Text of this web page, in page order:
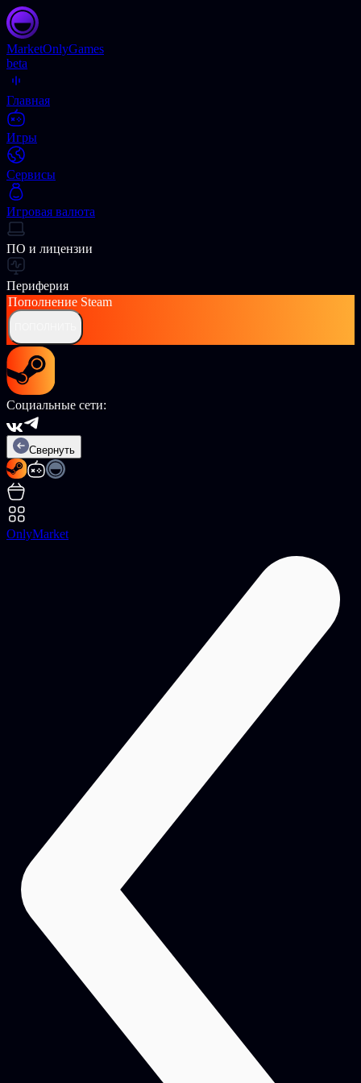
MarketOnlyGames
beta
Главная
Игры
Сервисы
Игровая валюта
ПО и лицензии
Периферия
Пополнение Steam
Социальные сети:
Свернуть
OnlyMarket